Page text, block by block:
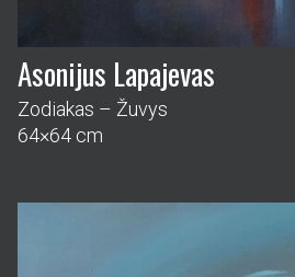
Asonijus Lapajevas
Zodiakas – Žuvys
64×64 cm